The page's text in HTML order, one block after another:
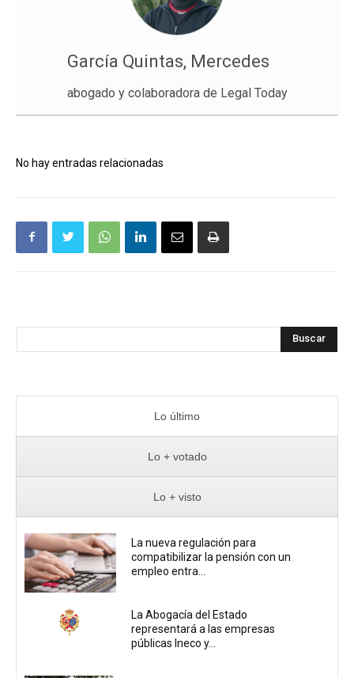
García Quintas, Mercedes
abogado y colaboradora de Legal Today
No hay entradas relacionadas
Buscar
Lo último
Lo + votado
Lo + visto
La nueva regulación para
compatibilizar la pensión con un
empleo entra...
La Abogacía del Estado
representará a las empresas
públicas Ineco y...